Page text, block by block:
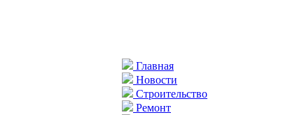
Главная
Новости
Строительство
Ремонт